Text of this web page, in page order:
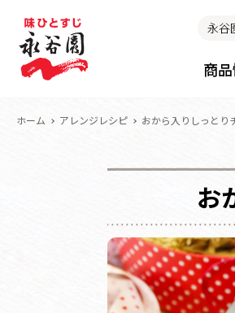
永谷
商
ホーム アレンジレシピ おから入りしっとり
お